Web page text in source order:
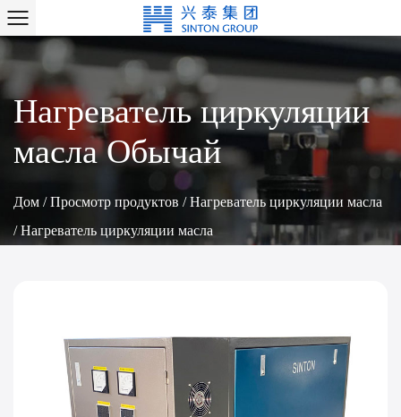
Нагреватель циркуляции
масла Обычай
Дом /Просмотр продуктов /Нагреватель циркуляции масла
/Нагреватель циркуляции масла